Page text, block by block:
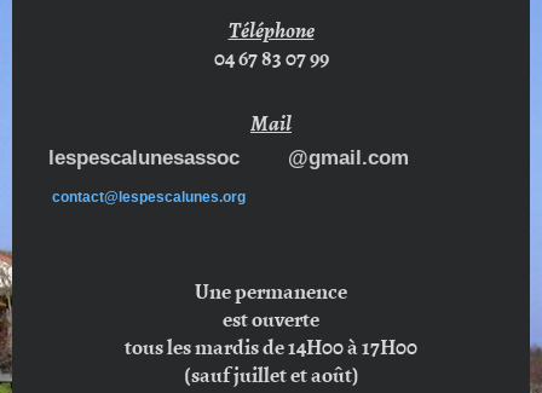
Téléphone
04 67 83 07 99
Mail
lespescalunesassoc @gmail.com
contact@lespescalunes.org
Une permanence
est ouverte
tous les mardis de 14H00 à 17H00
(sauf juillet et août)